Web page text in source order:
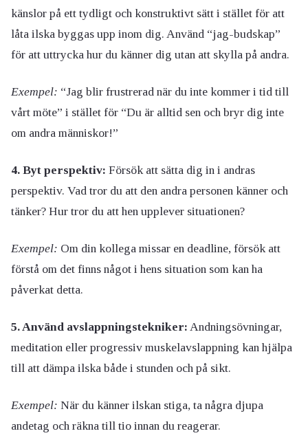
känslor på ett tydligt och konstruktivt sätt i stället för att
låta ilska byggas upp inom dig. Använd “jag-budskap”
för att uttrycka hur du känner dig utan att skylla på andra.
Exempel: “Jag blir frustrerad när du inte kommer i tid till
vårt möte” i stället för “Du är alltid sen och bryr dig inte
om andra människor!”
4. Byt perspektiv: Försök att sätta dig in i andras
perspektiv. Vad tror du att den andra personen känner och
tänker? Hur tror du att hen upplever situationen?
Exempel: Om din kollega missar en deadline, försök att
förstå om det finns något i hens situation som kan ha
påverkat detta.
5. Använd avslappningstekniker: Andningsövningar,
meditation eller progressiv muskelavslappning kan hjälpa
till att dämpa ilska både i stunden och på sikt.
Exempel: När du känner ilskan stiga, ta några djupa
andetag och räkna till tio innan du reagerar.